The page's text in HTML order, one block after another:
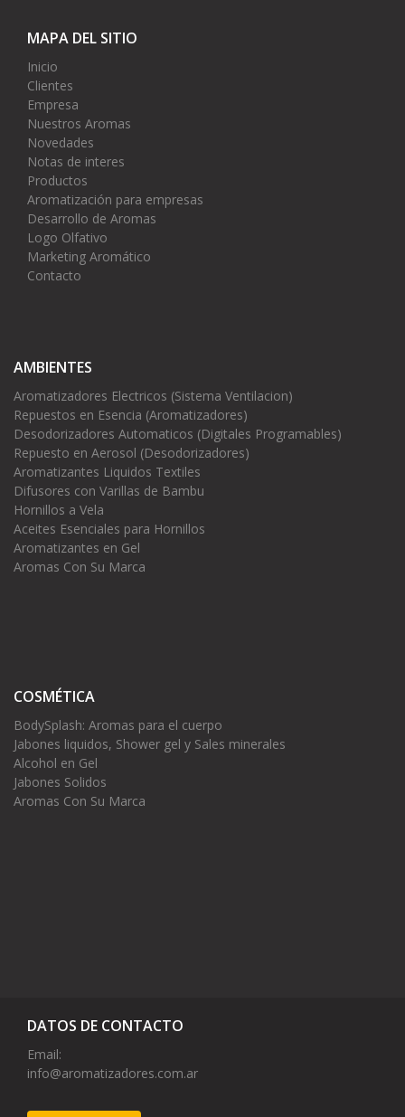
MAPA DEL SITIO
Inicio
Clientes
Empresa
Nuestros Aromas
Novedades
Notas de interes
Productos
Aromatización para empresas
Desarrollo de Aromas
Logo Olfativo
Marketing Aromático
Contacto
AMBIENTES
Aromatizadores Electricos (Sistema Ventilacion)
Repuestos en Esencia (Aromatizadores)
Desodorizadores Automaticos (Digitales Programables)
Repuesto en Aerosol (Desodorizadores)
Aromatizantes Liquidos Textiles
Difusores con Varillas de Bambu
Hornillos a Vela
Aceites Esenciales para Hornillos
Aromatizantes en Gel
Aromas Con Su Marca
COSMÉTICA
BodySplash: Aromas para el cuerpo
Jabones liquidos, Shower gel y Sales minerales
Alcohol en Gel
Jabones Solidos
Aromas Con Su Marca
DATOS DE CONTACTO
Email:
info@aromatizadores.com.ar